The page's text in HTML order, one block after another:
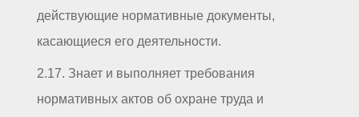
действующие нормативные документы,
касающиеся его деятельности.
2.17. Знает и выполняет требования
нормативных актов об охране труда и